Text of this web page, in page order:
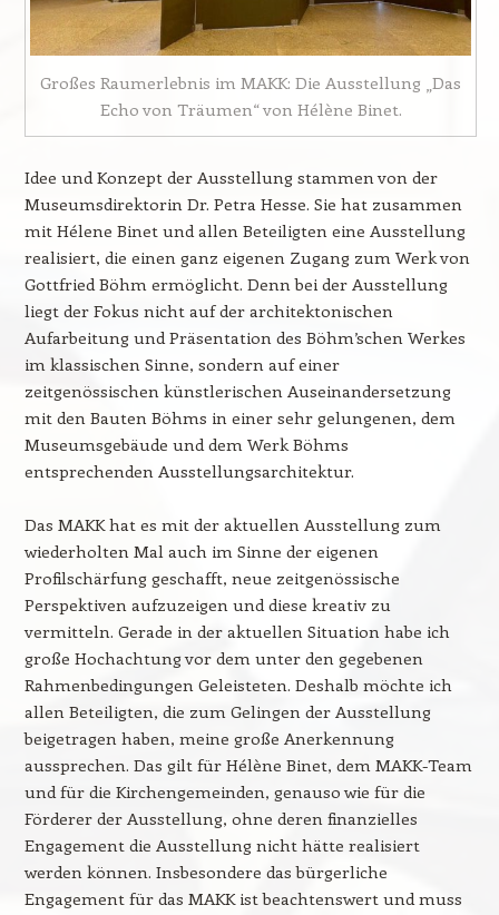
Großes Raumerlebnis im MAKK: Die Ausstellung „Das
Echo von Träumen“ von Hélène Binet.
Idee und Konzept der Ausstellung stammen von der
Museumsdirektorin Dr. Petra Hesse. Sie hat zusammen
mit Hélene Binet und allen Beteiligten eine Ausstellung
realisiert, die einen ganz eigenen Zugang zum Werk von
Gottfried Böhm ermöglicht. Denn bei der Ausstellung
liegt der Fokus nicht auf der architektonischen
Aufarbeitung und Präsentation des Böhm’schen Werkes
im klassischen Sinne, sondern auf einer
zeitgenössischen künstlerischen Auseinandersetzung
mit den Bauten Böhms in einer sehr gelungenen, dem
Museumsgebäude und dem Werk Böhms
entsprechenden Ausstellungsarchitektur.
Das MAKK hat es mit der aktuellen Ausstellung zum
wiederholten Mal auch im Sinne der eigenen
Profilschärfung geschafft, neue zeitgenössische
Perspektiven aufzuzeigen und diese kreativ zu
vermitteln. Gerade in der aktuellen Situation habe ich
große Hochachtung vor dem unter den gegebenen
Rahmenbedingungen Geleisteten. Deshalb möchte ich
allen Beteiligten, die zum Gelingen der Ausstellung
beigetragen haben, meine große Anerkennung
aussprechen. Das gilt für Hélène Binet, dem MAKK-Team
und für die Kirchengemeinden, genauso wie für die
Förderer der Ausstellung, ohne deren finanzielles
Engagement die Ausstellung nicht hätte realisiert
werden können. Insbesondere das bürgerliche
Engagement für das MAKK ist beachtenswert und muss